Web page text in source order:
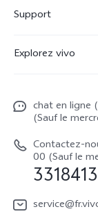
V23 5G
Y22s
Y35
Support
Centre de services
Authentification
Prix des
Demande de
Demande de
Explorez vivo
La vie chez vivo
vivo netiquette
About Us
Mentions légales
chat en ligne
(Sauf le
Contactez-
00 (Sauf le